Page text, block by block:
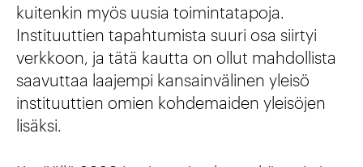
kuitenkin myös uusia toimintatapoja.
Instituuttien tapahtumista suuri osa siirtyi
verkkoon, ja tätä kautta on ollut mahdollista
saavuttaa laajempi kansainvälinen yleisö
instituuttien omien kohdemaiden yleisöjen
lisäksi.